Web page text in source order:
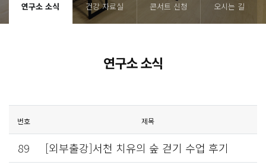
연구소 소식 건강 자료실 콘서트 신청 오시는 길
연구소 소식
번호 제목
89
[외부출강]서천 치유의 숲 걷기 수업 후기